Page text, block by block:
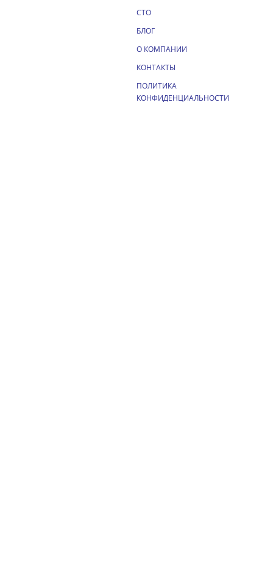
СТО
БЛОГ
О КОМПАНИИ
КОНТАКТЫ
ПОЛИТИКА
КОНФИДЕНЦИАЛЬНОСТИ